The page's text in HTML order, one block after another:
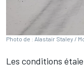
Photo de : Alastair Staley /
Les conditions